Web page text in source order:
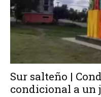
Sur salteño |
condicional a un